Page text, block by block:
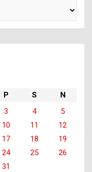
P S
N
3 4
5
10 11
12
17 18
19
24 25
26
31